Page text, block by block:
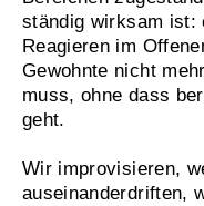
ständig wirksam ist:
Reagieren im
Gewohnte nicht
muss, ohne dass
geht.
Wir improvisieren,
auseinanderdriften,